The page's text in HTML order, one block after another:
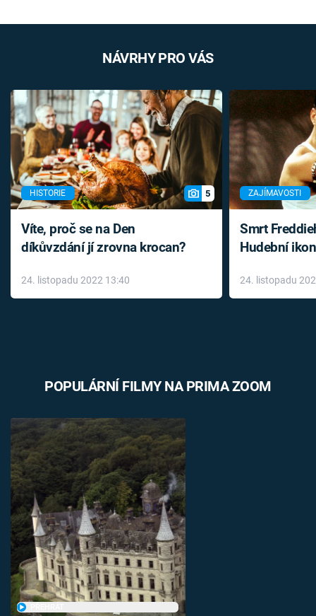
NÁVRHY PRO VÁS
HISTORIE 5
Víte, proč se na Den
díkůvzdání jí zrovna krocan?
24. listopadu 2022 13:40
ZAJÍMAVOSTI
Smrt
Hudební
léky
24. listopadu
POPULÁRNÍ FILMY NA PRIMA ZOOM